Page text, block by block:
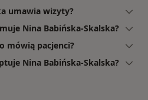
umawia wizyty?
Nina Babińska-Skalska?
mówią pacjenci?
Nina Babińska-Skalska?